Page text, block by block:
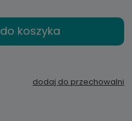
do koszyka
dodaj do przechowalni